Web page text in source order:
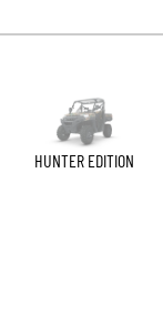
HUNTER EDITION